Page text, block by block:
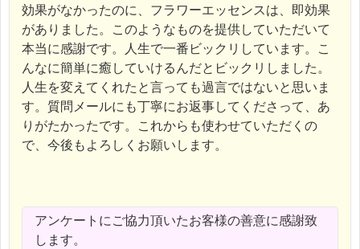
効果がなかったのに、フラワーエッセンスは、即効果
がありました。このようなものを提供していただいて
本当に感謝です。人生で一番ビックリしています。こ
んなに簡単に癒していけるんだとビックリしました。
人生を変えてくれたと言っても過言ではないと思いま
す。質問メールにも丁寧にお返事してくださって、あ
りがたかったです。これからも使わせていただくの
で、今後もよろしくお願いします。
アンケートにご協力頂いたお客様の善意に感謝致
します。